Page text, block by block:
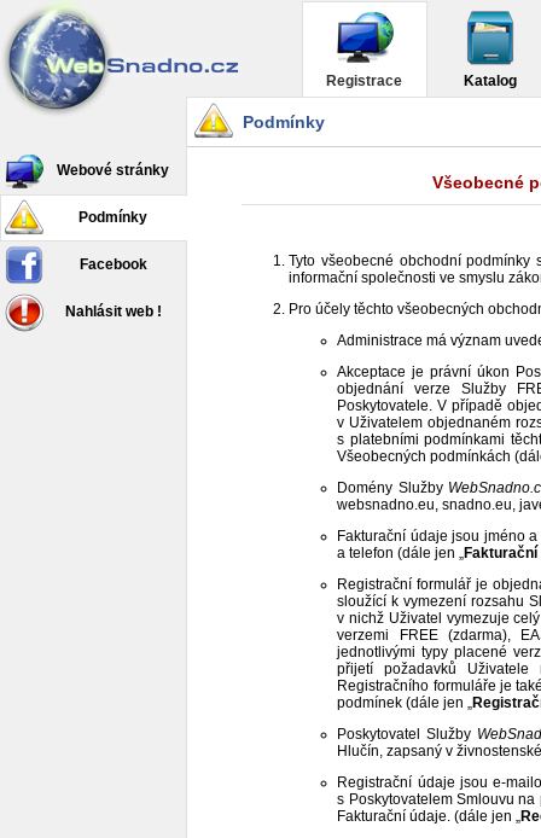
Registrace Katalog
Webové stránky
Podmínky
Facebook
Nahlásit web !
Podmínky
Všeobecné
Tyto všeobecné obchodní
informační společnosti ve smyslu
Pro účely těchto všeobecných
Administrace má význam
Akceptace je právní úkon
objednání verze Služby
Poskytovatele. V případě
v Uživatelem objednaném
s platebními podmínkami
Všeobecných podmínkách
Domény Služby
websnadno.eu, snadno.eu,
Fakturační údaje jsou jméno
a telefon (dále jen „Fakturační
Registrační formulář je
sloužící k vymezení rozsahu
v nichž Uživatel vymezuje
verzemi FREE (zdarma),
jednotlivými typy placené
přijetí požadavků
Registračního formuláře je
podmínek (dále jen „
Poskytovatel Služby
Hlučín, zapsaný v
Registrační údaje jsou e-
s Poskytovatelem Smlouvu
Fakturační údaje. (dále jen „